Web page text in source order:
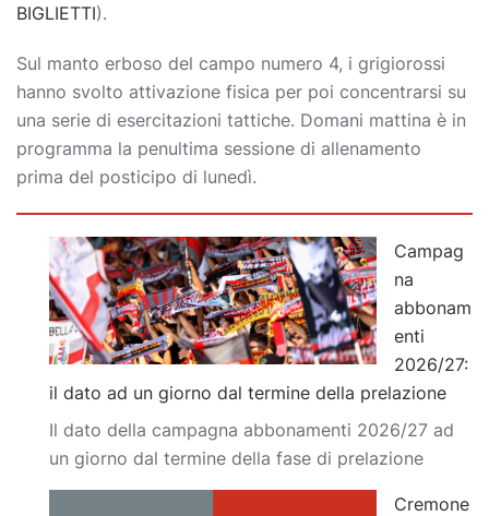
BIGLIETTI).
Sul manto erboso del campo numero 4, i grigiorossi
hanno svolto attivazione fisica per poi concentrarsi su
una serie di esercitazioni tattiche. Domani mattina è in
programma la penultima sessione di allenamento
prima del posticipo di lunedì.
Campag
na
abbonam
enti
2026/27:
il dato ad un giorno dal termine della prelazione
Il dato della campagna abbonamenti 2026/27 ad
un giorno dal termine della fase di prelazione
Cremone